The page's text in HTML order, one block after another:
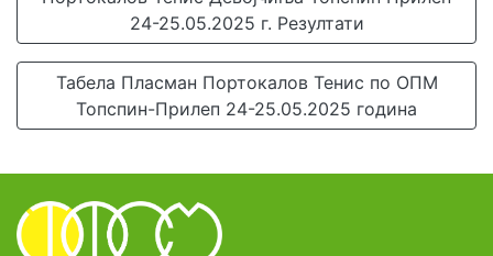
24-25.05.2025 г. Резултати
Табела Пласман Портокалов Тенис по ОПМ
Топспин-Прилеп 24-25.05.2025 година